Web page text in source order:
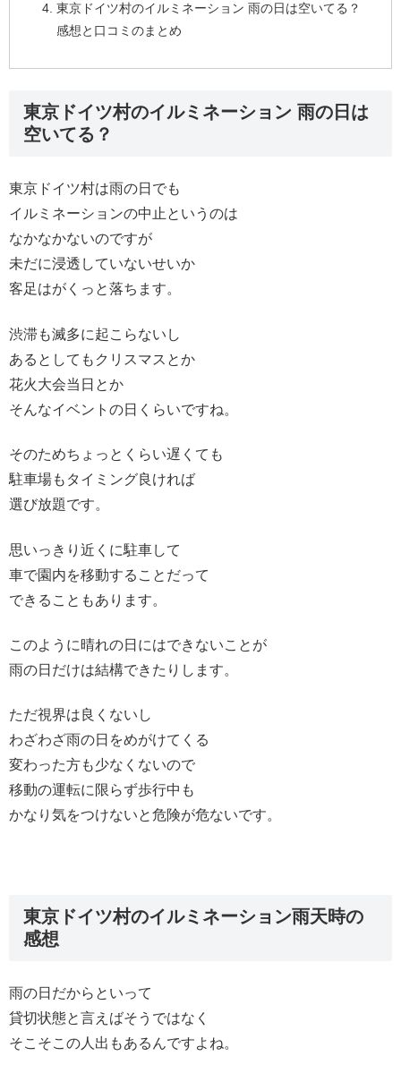
東京ドイツ村のイルミネーション 雨の日は空いてる？
感想と口コミのまとめ
東京ドイツ村のイルミネーション 雨の日は
空いてる？
東京ドイツ村は雨の日でも
イルミネーションの中止というのは
なかなかないのですが
未だに浸透していないせいか
客足はがくっと落ちます。
渋滞も滅多に起こらないし
あるとしてもクリスマスとか
花火大会当日とか
そんなイベントの日くらいですね。
そのためちょっとくらい遅くても
駐車場もタイミング良ければ
選び放題です。
思いっきり近くに駐車して
車で園内を移動することだって
できることもあります。
このように晴れの日にはできないことが
雨の日だけは結構できたりします。
ただ視界は良くないし
わざわざ雨の日をめがけてくる
変わった方も少なくないので
移動の運転に限らず歩行中も
かなり気をつけないと危険が危ないです。
東京ドイツ村のイルミネーション雨天時の
感想
雨の日だからといって
貸切状態と言えばそうではなく
そこそこの人出もあるんですよね。